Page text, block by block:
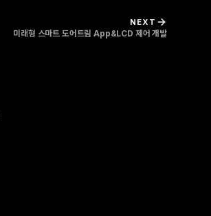
NEXT
미래형 스마트 도어트림 App&LCD 제어 개발